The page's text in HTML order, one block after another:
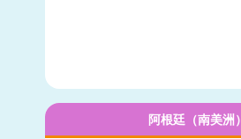
阿根廷（南美洲）